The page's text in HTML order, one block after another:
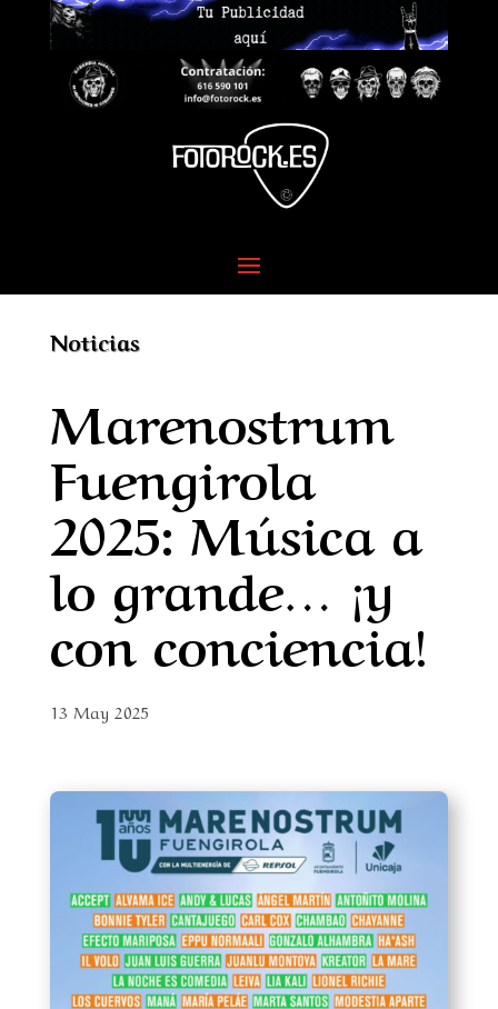
Noticias
Marenostrum
Fuengirola
2025: Música a
lo grande… ¡y
con conciencia!
13 May 2025